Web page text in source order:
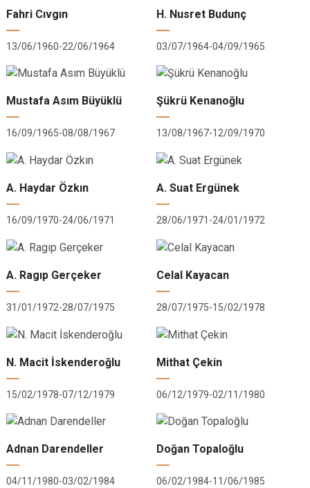
Fahri Cıvgın
13/06/1960-22/06/1964
H. Nusret Budunç
03/07/1964-04/09/1965
Mustafa Asım Büyüklü
16/09/1965-08/08/1967
Şükrü Kenanoğlu
13/08/1967-12/09/1970
A. Haydar Özkın
16/09/1970-24/06/1971
A. Suat Ergünek
28/06/1971-24/01/1972
A. Ragıp Gerçeker
31/01/1972-28/07/1975
Celal Kayacan
28/07/1975-15/02/1978
N. Macit İskenderoğlu
15/02/1978-07/12/1979
Mithat Çekin
06/12/1979-02/11/1980
Adnan Darendeller
04/11/1980-03/02/1984
Doğan Topaloğlu
06/02/1984-11/06/1985